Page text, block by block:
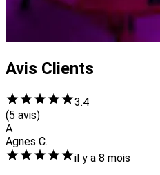
Avis Clients
3.4
(5 avis)
A
Agnes C.
il y a 8 mois